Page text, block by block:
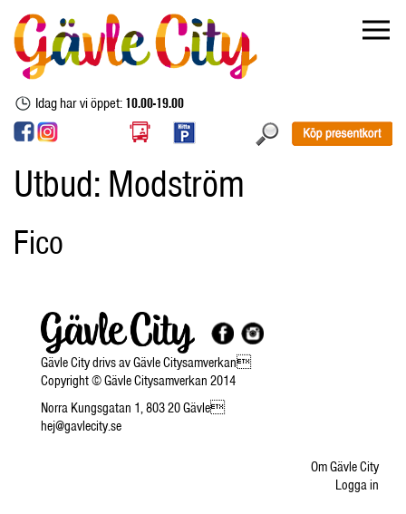
Idag har vi öppet:10.00-19.00
Utbud: Modström
Fico
Gävle City drivs av Gävle Citysamverkan
Copyright © Gävle Citysamverkan 2014
Norra Kungsgatan 1, 803 20 Gävle
hej@gavlecity.se
Om Gävle City
Logga in